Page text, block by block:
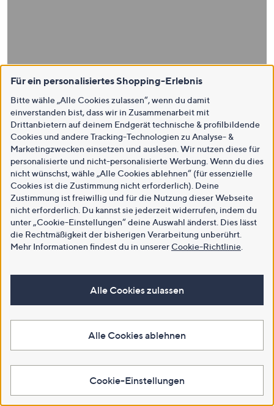
Für ein personalisiertes Shopping-Erlebnis
Bitte wähle „Alle Cookies zulassen“, wenn du damit
einverstanden bist, dass wir in Zusammenarbeit mit
Drittanbietern auf deinem Endgerät technische & profilbildende
Cookies und andere Tracking-Technologien zu Analyse- &
Marketingzwecken einsetzen und auslesen. Wir nutzen diese für
personalisierte und nicht-personalisierte Werbung. Wenn du dies
nicht wünschst, wähle „Alle Cookies ablehnen“ (für essenzielle
Cookies ist die Zustimmung nicht erforderlich). Deine
Zustimmung ist freiwillig und für die Nutzung dieser Webseite
nicht erforderlich. Du kannst sie jederzeit widerrufen, indem du
unter „Cookie-Einstellungen“ deine Auswahl änderst. Dies lässt
die Rechtmäßigkeit der bisherigen Verarbeitung unberührt.
Mehr Informationen findest du in unsererCookie-Richtlinie
Alle Cookies zulassen
Alle Cookies ablehnen
Cookie-Einstellungen